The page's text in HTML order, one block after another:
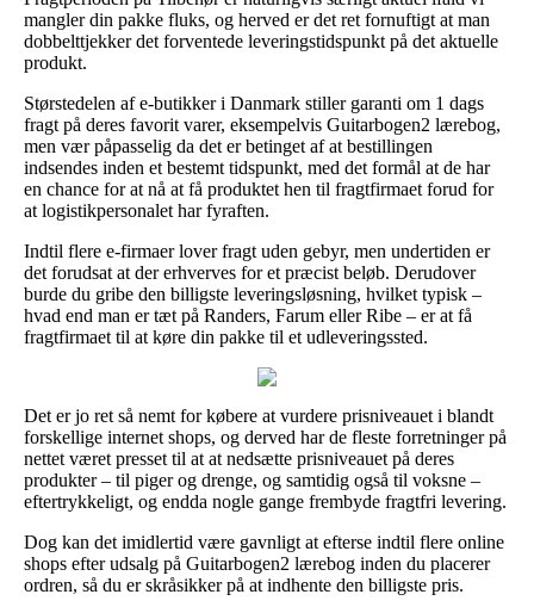
mangler din pakke fluks, og herved er det ret fornuftigt at man
dobbelttjekker det forventede leveringstidspunkt på det aktuelle
produkt.
Størstedelen af e-butikker i Danmark stiller garanti om 1 dags
fragt på deres favorit varer, eksempelvis Guitarbogen2 lærebog,
men vær påpasselig da det er betinget af at bestillingen
indsendes inden et bestemt tidspunkt, med det formål at de har
en chance for at nå at få produktet hen til fragtfirmaet forud for
at logistikpersonalet har fyraften.
Indtil flere e-firmaer lover fragt uden gebyr, men undertiden er
det forudsat at der erhverves for et præcist beløb. Derudover
burde du gribe den billigste leveringsløsning, hvilket typisk –
hvad end man er tæt på Randers, Farum eller Ribe – er at få
fragtfirmaet til at køre din pakke til et udleveringssted.
Det er jo ret så nemt for købere at vurdere prisniveauet i blandt
forskellige internet shops, og derved har de fleste forretninger på
nettet været presset til at at nedsætte prisniveauet på deres
produkter – til piger og drenge, og samtidig også til voksne –
eftertrykkeligt, og endda nogle gange frembyde fragtfri levering.
Dog kan det imidlertid være gavnligt at efterse indtil flere online
shops efter udsalg på Guitarbogen2 lærebog inden du placerer
ordren, så du er skråsikker på at indhente den billigste pris.